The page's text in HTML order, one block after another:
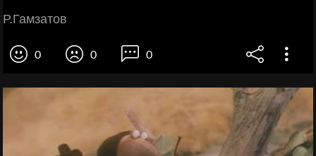
Р.Гамзатов
0 0 0